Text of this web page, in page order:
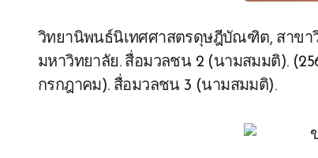
วิทยานิพนธ์นิเทศศาสตรดุษฎีบัณฑิต, สาขา
มหาวิทยาลัย. สื่อมวลชน 2 (นามสมมติ).
กรกฎาคม). สื่อมวลชน 3 (นามสมมติ).